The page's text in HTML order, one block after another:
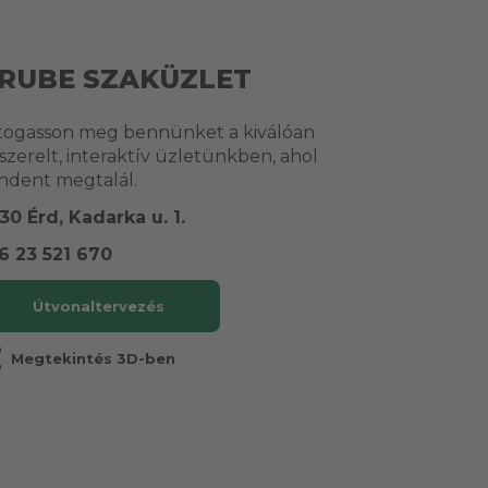
SZAKÜZLET
meg bennünket a kiválóan
interaktív üzletünkben, ahol
megtalál.
Érd, Kadarka u. 1.
23 521 670
Útvonaltervezés
Megtekintés 3D-ben